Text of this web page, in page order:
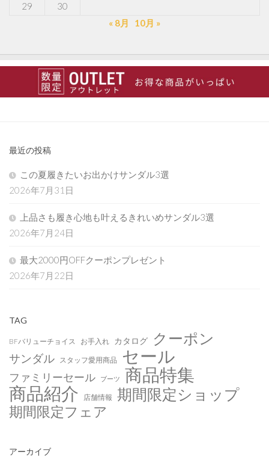
29
30
« 8月
10月 »
最近の投稿
この夏履きたいお出かけサンダル3選
2026年7月31日
上品さも履き心地も叶えるきれいめサンダル3選
2026年7月24日
最大2000円OFFクーポンプレゼント
2026年7月22日
TAG
BFバリューチョイス お手入れ カタログ クーポン
サンダル スタッフ愛用商品 セール
ファミリーセール ブーツ 商品特集
商品紹介 店舗情報 期間限定ショップ
期間限定フェア
アーカイブ